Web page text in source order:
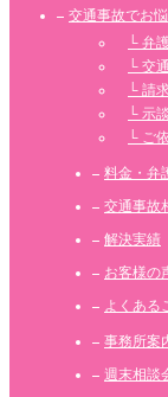
交通事故でお
弁
交
請
示
ご
料金・弁
交通事故
解決実績
お客様の
よくある
事務所案
週末相談